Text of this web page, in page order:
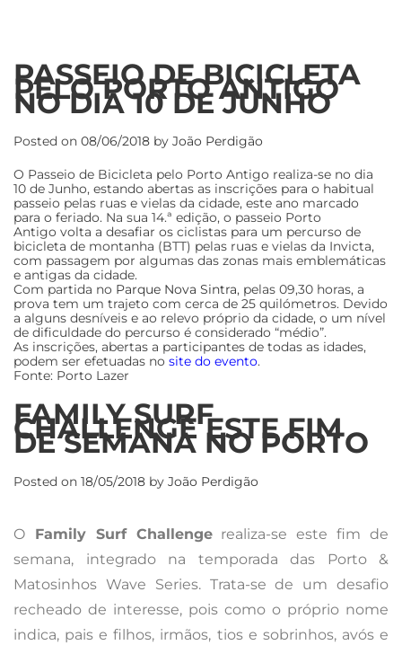
PASSEIO DE BICICLETA
PELO PORTO ANTIGO
NO DIA 10 DE JUNHO
Posted on 08/06/2018 by João Perdigão
O Passeio de Bicicleta pelo Porto Antigo realiza-se no dia
10 de Junho, estando abertas as inscrições para o habitual
passeio pelas ruas e vielas da cidade, este ano marcado
para o feriado. Na sua 14.ª edição, o passeio Porto
Antigo volta a desafiar os ciclistas para um percurso de
bicicleta de montanha (BTT) pelas ruas e vielas da Invicta,
com passagem por algumas das zonas mais emblemáticas
e antigas da cidade.
Com partida no Parque Nova Sintra, pelas 09,30 horas, a
prova tem um trajeto com cerca de 25 quilómetros. Devido
a alguns desníveis e ao relevo próprio da cidade, o um nível
de dificuldade do percurso é considerado “médio”.
As inscrições, abertas a participantes de todas as idades,
podem ser efetuadas no site do evento.
Fonte: Porto Lazer
FAMILY SURF
CHALLENGE ESTE FIM
DE SEMANA NO PORTO
Posted on 18/05/2018 by João Perdigão
O Family Surf Challengerealiza-se este fim de
semana, integrado na temporada das Porto &
Matosinhos Wave Series. Trata-se de um desafio
recheado de interesse, pois como o próprio nome
indica, pais e filhos, irmãos, tios e sobrinhos, avós e